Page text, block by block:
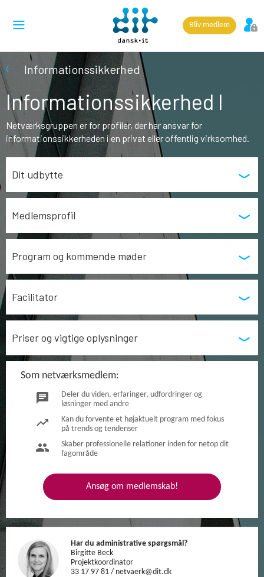
Bliv medlem
Informationssikkerhed
Informations­sikkerhed I
Netværksgruppen er for profiler, der har ansvar for
informationssikkerheden i en privat eller offentlig virksomhed.
Dit udbytte
Medlemsprofil
Program og kommende møder
Facilitator
Priser og vigtige oplysninger
Som netværksmedlem:
chat
Deler du viden, erfaringer, udfordringer og
løsninger med andre
trending_up
Kan du forvente et højaktuelt program med fokus
på trends og tendenser
group
Skaber professionelle relationer inden for netop dit
fagområde
Ansøg om medlemskab!
Har du administrative spørgsmål?
Birgitte Beck
Projektkoordinator
33 17 97 81 / netvaerk@dit.dk